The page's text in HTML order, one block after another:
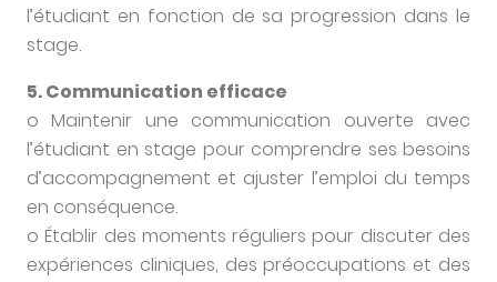
l’étudiant en fonction de sa progression dans le
stage.
5. Communication efficace
o Maintenir une communication ouverte avec
l’étudiant en stage pour comprendre ses besoins
d’accompagnement et ajuster l’emploi du temps
en conséquence.
o Établir des moments réguliers pour discuter des
expériences cliniques, des préoccupations et des